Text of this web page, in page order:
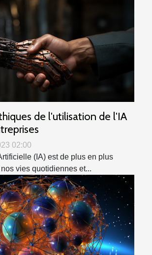
de l'utilisation de l'IA
02:00
(IA) est de plus en plus
vies quotidiennes et...